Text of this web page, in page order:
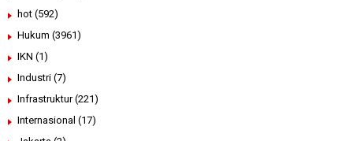
hot (592)
Hukum (3961)
IKN (1)
Industri (7)
Infrastruktur (221)
Internasional (17)